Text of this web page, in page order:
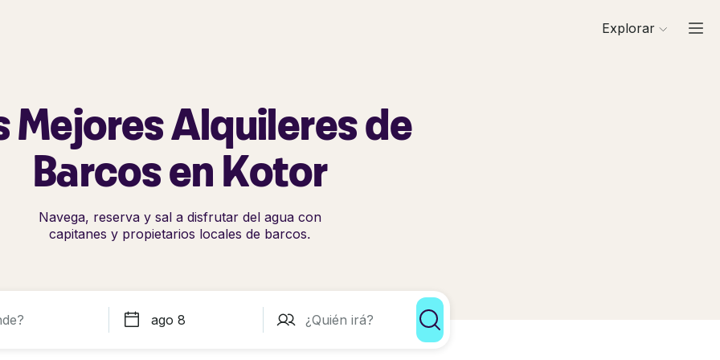
Explorar
Mejores Alquileres de
Barcos en Kotor
Navega, reserva y sal a disfrutar del agua con
capitanes y propietarios locales de barcos.